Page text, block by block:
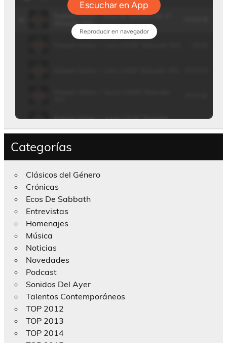
Categorías
Clásicos del Género
Crónicas
Ecos De Sabbath
Entrevistas
Homenajes
Música
Noticias
Novedades
Podcast
Sonidos Del Ayer
Talentos Contemporáneos
TOP 2012
TOP 2013
TOP 2014